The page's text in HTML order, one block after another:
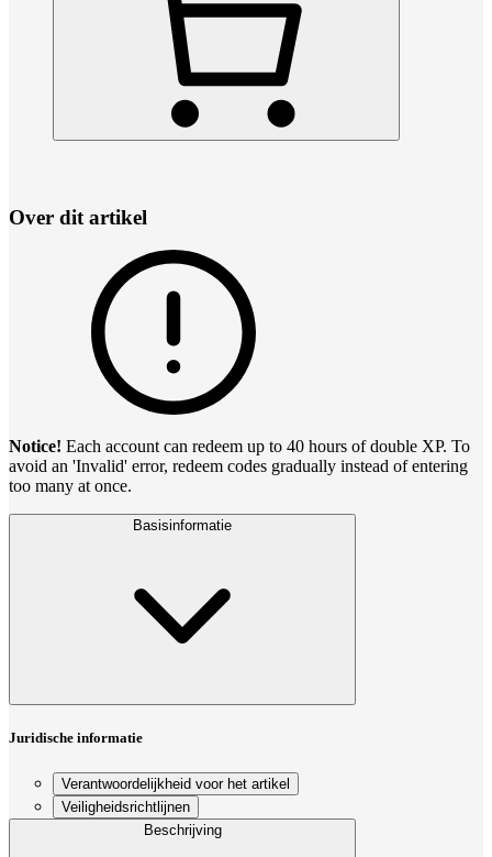
Over dit artikel
Notice! Each account can redeem up to 40 hours of double XP. To
avoid an 'Invalid' error, redeem codes gradually instead of entering
too many at once.
Basisinformatie
Juridische informatie
Verantwoordelijkheid voor het artikel
Veiligheidsrichtlijnen
Beschrijving